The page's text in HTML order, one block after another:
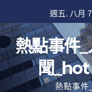
至
內
容
週五. 八月
熱點事件
聞
熱點事件